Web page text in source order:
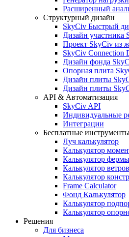
Расширенный
Структурный дизайн
SkyCiv Быстрый
Дизайн участника
Проект SkyCiv из
SkyCiv Connection
Дизайн фонда
Опорная плита
Дизайн плиты
Дизайн плиты
API & Автоматизация
SkyCiv API
Индивидуальные
Интеграции
Бесплатные
Луч калькулятор
Калькулятор
Калькулятор фермы
Калькулятор
Калькулятор
Frame Calculator
Фонд Калькулятор
Калькулятор
Калькулятор
Решения
Для бизнеса